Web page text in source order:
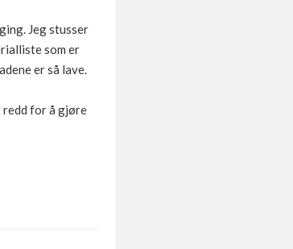
Jeg stusser
som er
er så lave.
redd for å gjøre